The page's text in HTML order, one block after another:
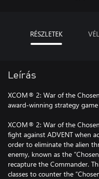
RÉSZLETEK
Leírás
XCOM® 2: War of the
award-winning strategy
XCOM® 2: War of the
fight against ADVENT when
order to eliminate the alien
enemy, known as the
recapture the Commander.
classes to counter the